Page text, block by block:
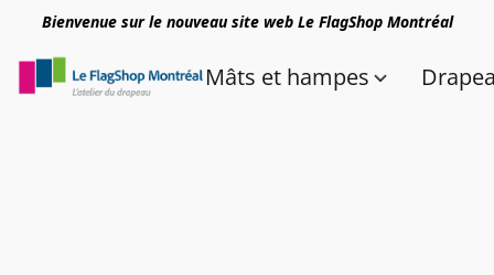
Bienvenue sur le nouveau site web Le FlagShop Montréal
Mâts et hampes